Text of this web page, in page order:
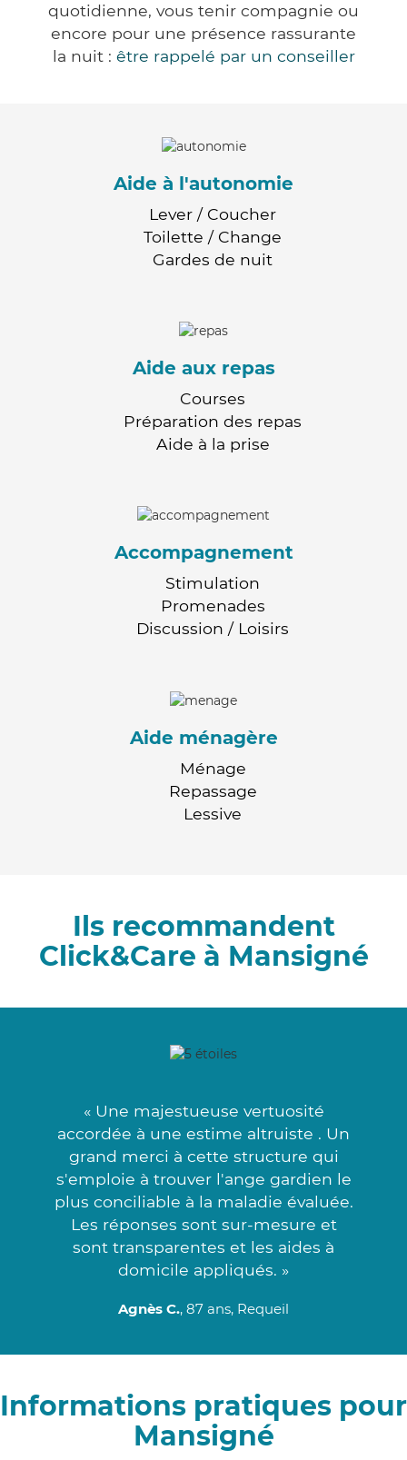
quotidienne, vous tenir compagnie ou
encore pour une présence rassurante
la nuit : être rappelé par un conseiller
Aide à l'autonomie
Lever / Coucher
Toilette / Change
Gardes de nuit
Aide aux repas
Courses
Préparation des repas
Aide à la prise
Accompagnement
Stimulation
Promenades
Discussion / Loisirs
Aide ménagère
Ménage
Repassage
Lessive
Ils recommandent
Click&Care à Mansigné
« Une majestueuse vertuosité
accordée à une estime altruiste . Un
grand merci à cette structure qui
s'emploie à trouver l'ange gardien le
plus conciliable à la maladie évaluée.
Les réponses sont sur-mesure et
sont transparentes et les aides à
domicile appliqués. »
Agnès C., 87 ans, Requeil
Informations pratiques pour
Mansigné